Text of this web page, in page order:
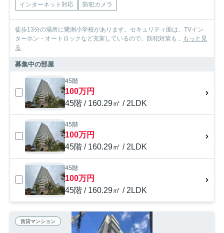
インターネット対応
防犯カメラ
徒歩13分の場所に鷺洲小学校があります。セキュリティ面は、TVイン
ターホン・オートロックなど充実しているので、防犯対策も... もっと見
る
募集中の部屋
45階
100万円
45階 / 160.29㎡ / 2LDK
45階
100万円
45階 / 160.29㎡ / 2LDK
45階
100万円
45階 / 160.29㎡ / 2LDK
賃貸マンション